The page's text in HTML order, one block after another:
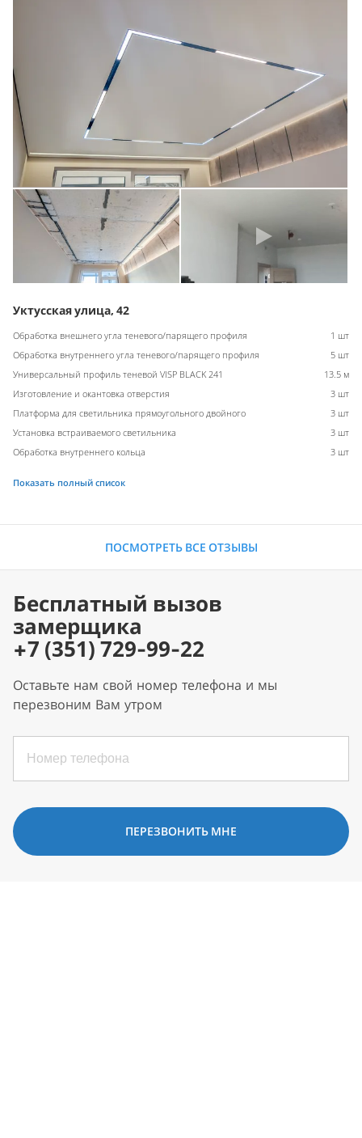
Уктусская улица, 42
Обработка внешнего угла теневого/парящего профиля
1 шт
Обработка внутреннего угла теневого/парящего профиля
5 шт
Универсальный профиль теневой VISP BLACK 241
13.5 м
Изготовление и окантовка отверстия
3 шт
Платформа для светильника прямоугольного двойного
3 шт
Установка встраиваемого светильника
3 шт
Обработка внутреннего кольца
3 шт
Показать полный список
ПОСМОТРЕТЬ ВСЕ ОТЗЫВЫ
Бесплатный вызов
замерщика
+7 (351) 729-99-22
Оставьте нам свой номер телефона и мы
перезвоним Вам утром
ПЕРЕЗВОНИТЬ МНЕ